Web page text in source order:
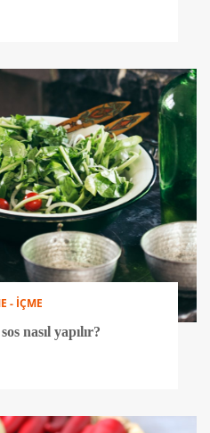
- İÇME
nasıl yapılır?